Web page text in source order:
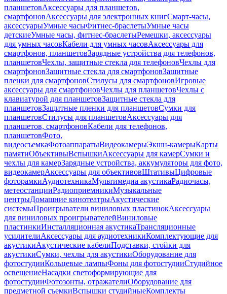
планшетовАксессуары для планшетов,
смартфоновАксессуары для электронных книгСмарт-часы,
аксессуарыУмные часыФитнес-браслетыУмные часы
детскиеУмные часы, фитнес-браслетыРемешки, аксессуары
для умных часовКабели для умных часовАксессуары для
смартфонов, планшетовЗарядные устройства для телефонов,
планшетовЧехлы, защитные стекла для телефоновЧехлы для
смартфоновЗащитные стекла для смартфоновЗащитные
пленки для смартфоновСтилусы для смартфоновИгровые
аксессуары для смартфоновЧехлы для планшетовЧехлы с
клавиатурой для планшетовЗащитные стекла для
планшетовЗащитные пленки для планшетовСумки для
планшетовСтилусы для планшетовАксессуары для
планшетов, смартфоновКабели для телефонов,
планшетовФото,
видеосъемкаФотоаппаратыВидеокамерыЭкшн-камерыКарты
памятиОбъективыВспышкиАксессуары для камерСумки и
чехлы для камерЗарядные устройства, аккумуляторы для фото,
видеокамерАксессуары для объективовШтативыЦифровые
фоторамкиАудиотехникаМультимедиа акустикаРадиочасы,
метеостанцииРадиоприемникиМузыкальные
центрыДомашние кинотеатрыАкустические
системыПроигрыватели виниловых пластинокАксессуары
для виниловых проигрывателейВиниловые
пластинкиИнсталляционная акустикаТрансляционные
усилителиАксессуары для аудиотехникиКомплектующие для
акустикиАкустические кабелиПодставки, стойки для
акустикиСумки, чехлы для акустикиОборудование для
фотостудииКольцевые лампыФоны для фотостудииСтудийное
освещениеНасадки светоформирующие для
фотостудииФотозонты, отражателиОборудование для
предметной съемкиВспышки студийныеКомплекты